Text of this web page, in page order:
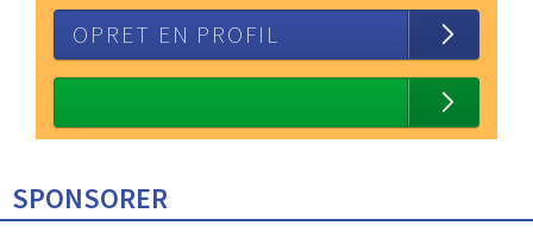
OPRET EN PROFIL
SPONSORER